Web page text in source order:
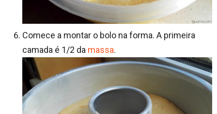
Comece a montar o bolo na forma. A primeira
camada é 1/2 da massa.